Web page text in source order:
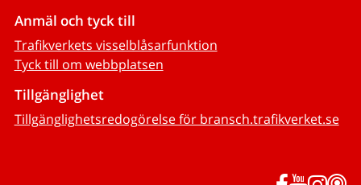
Anmäl och tyck till
Trafikverkets visselblåsarfunktion
Tyck till om webbplatsen
Tillgänglighet
Tillgänglighetsredogörelse för bransch.trafikverket.se